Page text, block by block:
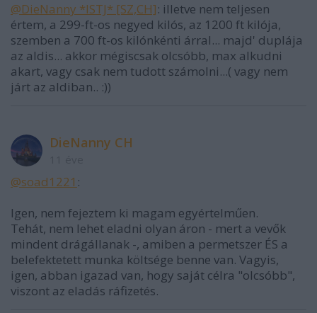
@DieNanny *ISTJ* [SZ,CH]: illetve nem teljesen
értem, a 299-ft-os negyed kilós, az 1200 ft kilója,
szemben a 700 ft-os kilónkénti árral... majd' duplája
az aldis... akkor mégiscsak olcsóbb, max alkudni
akart, vagy csak nem tudott számolni...( vagy nem
járt az aldiban.. :))
DieNanny CH
@soad1221 :
Igen, nem fejeztem ki magam egyértelműen.
Tehát, nem lehet eladni olyan áron - mert a vevők
mindent drágállanak -, amiben a permetszer ÉS a
belefektetett munka költsége benne van. Vagyis,
igen, abban igazad van, hogy saját célra "olcsóbb",
viszont az eladás ráfizetés.